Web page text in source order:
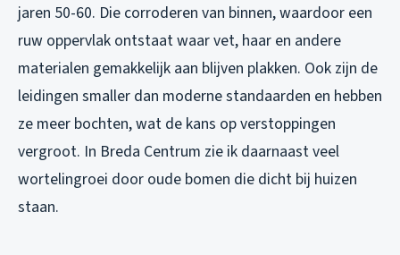
jaren 50-60. Die corroderen van binnen, waardoor een
ruw oppervlak ontstaat waar vet, haar en andere
materialen gemakkelijk aan blijven plakken. Ook zijn de
leidingen smaller dan moderne standaarden en hebben
ze meer bochten, wat de kans op verstoppingen
vergroot. In Breda Centrum zie ik daarnaast veel
wortelingroei door oude bomen die dicht bij huizen
staan.